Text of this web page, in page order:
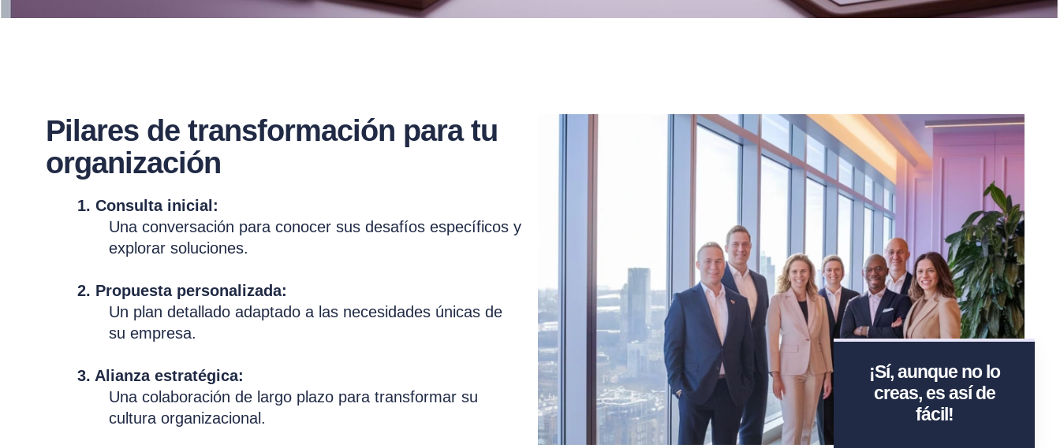
Pilares de transformación para tu
organización
1. Consulta inicial:
Una conversación para conocer sus desafíos específicos y
explorar soluciones.
2. Propuesta personalizada:
Un plan detallado adaptado a las necesidades únicas de
su empresa.
3. Alianza estratégica:
Una colaboración de largo plazo para transformar su
cultura organizacional.
¡Sí, aunque no lo
creas, es así de
fácil!